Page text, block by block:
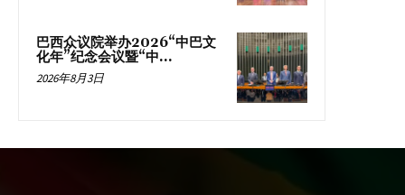
巴西众议院举办2026“中巴文
化年”纪念会议暨“中...
2026年8月3日